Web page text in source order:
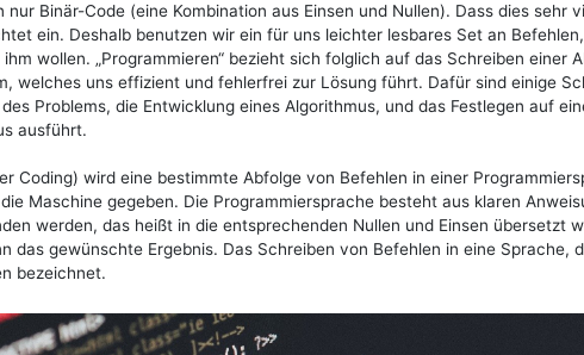
Binär-Code (eine Kombination aus Einsen und Nullen). Dass dies sehr
ein. Deshalb benutzen wir ein für uns leichter lesbares Set an
wollen. „Programmieren“ bezieht sich folglich auf das Schreiben einer
welches uns effizient und fehlerfrei zur Lösung führt. Dafür sind einige
Problems, die Entwicklung eines Algorithmus, und das Festlegen auf
ausführt.
Coding) wird eine bestimmte Abfolge von Befehlen in einer
Maschine gegeben. Die Programmiersprache besteht aus klaren
werden, das heißt in die entsprechenden Nullen und Einsen übersetzt
das gewünschte Ergebnis. Das Schreiben von Befehlen in eine Sprache,
bezeichnet.